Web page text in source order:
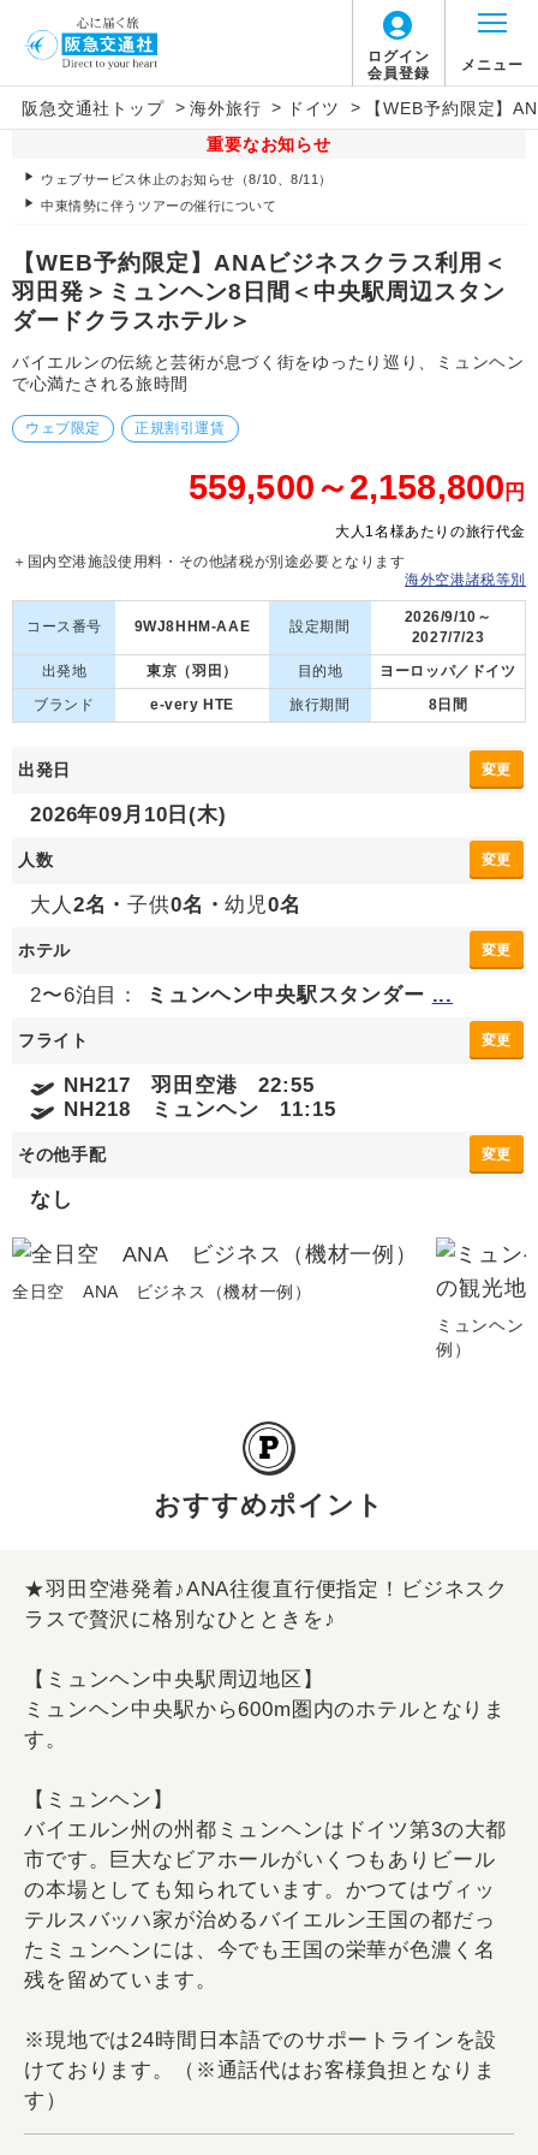
ログイン
会員登録
メニュー
阪急交通社トップ > 海外旅行 > ドイツ >
【WEB予約限定】
重要なお知らせ
ウェブサービス休止のお知らせ（8/10、8/11）
中東情勢に伴うツアーの催行について
【WEB予約限定】ANAビジネスクラス利用＜
羽田発＞ミュンヘン8日間＜中央駅周辺スタン
ダードクラスホテル＞
バイエルンの伝統と芸術が息づく街をゆったり巡り、ミュンヘン
で心満たされる旅時間
ウェブ限定 正規割引運賃
559,500～2,158,800 円
大人1名様あたりの旅行代金
＋国内空港施設使用料・その他諸税が別途必要となります
海外空港諸税等別
コース番号 9WJ8HHM-AAE 設定期間
2026/9/10～
2027/7/23
出発地
東京（羽田） 目的地
ヨーロッパ／ドイツ
ブランド
e-very HTE 旅行期間 8日間
出発日 変更
2026年09月10日(木)
人数 変更
大人 2名・子供0名・幼児0名
ホテル 変更
2〜6泊目： ミュンヘン中央駅スタンダー ...
フライト 変更
NH217 羽田空港 22:55
NH218 ミュンヘン 11:15
その他手配 変更
なし
全日空 ANA ビジネス（機材一例）
ミュンヘン
例）
おすすめポイント
★羽田空港発着♪ANA往復直行便指定！ビジネスク
ラスで贅沢に格別なひとときを♪
【ミュンヘン中央駅周辺地区】
ミュンヘン中央駅から600m圏内のホテルとなりま
す。
【ミュンヘン】
バイエルン州の州都ミュンヘンはドイツ第3の大都
市です。巨大なビアホールがいくつもありビール
の本場としても知られています。かつてはヴィッ
テルスバッハ家が治めるバイエルン王国の都だっ
たミュンヘンには、今でも王国の栄華が色濃く名
残を留めています。
※現地では24時間日本語でのサポートラインを設
けております。（※通話代はお客様負担となりま
す）